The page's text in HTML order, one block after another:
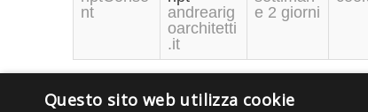
nt
andrearig
oarchitetti
.it
e 2 giorni
Questo sito web utilizza cookie